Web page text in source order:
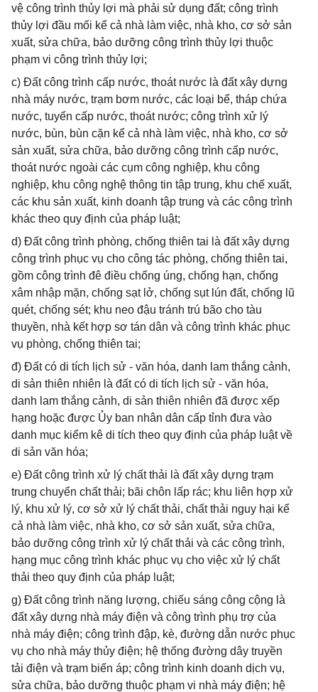
vệ công trình thủy lợi mà phải sử dụng đất; công trình
thủy lợi đầu mối kể cả nhà làm việc, nhà kho, cơ sở sản
xuất, sửa chữa, bảo dưỡng công trình thủy lợi thuộc
phạm vi công trình thủy lợi;
c) Đất công trình cấp nước, thoát nước là đất xây dựng
nhà máy nước, trạm bơm nước, các loại bể, tháp chứa
nước, tuyến cấp nước, thoát nước; công trình xử lý
nước, bùn, bùn cặn kể cả nhà làm việc, nhà kho, cơ sở
sản xuất, sửa chữa, bảo dưỡng công trình cấp nước,
thoát nước ngoài các cụm công nghiệp, khu công
nghiệp, khu công nghệ thông tin tập trung, khu chế xuất,
các khu sản xuất, kinh doanh tập trung và các công trình
khác theo quy định của pháp luật;
d) Đất công trình phòng, chống thiên tai là đất xây dựng
công trình phục vụ cho công tác phòng, chống thiên tai,
gồm công trình đê điều chống úng, chống hạn, chống
xâm nhập mặn, chống sạt lở, chống sụt lún đất, chống lũ
quét, chống sét; khu neo đậu tránh trú bão cho tàu
thuyền, nhà kết hợp sơ tán dân và công trình khác phục
vụ phòng, chống thiên tai;
đ) Đất có di tích lịch sử - văn hóa, danh lam thắng cảnh,
di sản thiên nhiên là đất có di tích lịch sử - văn hóa,
danh lam thắng cảnh, di sản thiên nhiên đã được xếp
hạng hoặc được Ủy ban nhân dân cấp tỉnh đưa vào
danh mục kiểm kê di tích theo quy định của pháp luật về
di sản văn hóa;
e) Đất công trình xử lý chất thải là đất xây dựng trạm
trung chuyển chất thải; bãi chôn lấp rác; khu liên hợp xử
lý, khu xử lý, cơ sở xử lý chất thải, chất thải nguy hại kể
cả nhà làm việc, nhà kho, cơ sở sản xuất, sửa chữa,
bảo dưỡng công trình xử lý chất thải và các công trình,
hạng mục công trình khác phục vụ cho việc xử lý chất
thải theo quy định của pháp luật;
g) Đất công trình năng lượng, chiếu sáng công cộng là
đất xây dựng nhà máy điện và công trình phụ trợ của
nhà máy điện; công trình đập, kè, đường dẫn nước phục
vụ cho nhà máy thủy điện; hệ thống đường dây truyền
tải điện và trạm biến áp; công trình kinh doanh dịch vụ,
sửa chữa, bảo dưỡng thuộc phạm vi nhà máy điện; hệ